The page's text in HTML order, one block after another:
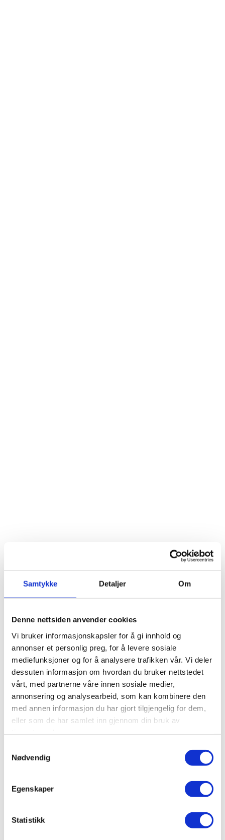
Samtykke Detaljer Om
Denne nettsiden anvender cookies
Vi bruker informasjonskapsler for å gi innhold og
annonser et personlig preg, for å levere sosiale
mediefunksjoner og for å analysere trafikken vår. Vi deler
dessuten informasjon om hvordan du bruker nettstedet
vårt, med partnerne våre innen sosiale medier,
annonsering og analysearbeid, som kan kombinere den
med annen informasjon du har gjort tilgjengelig for dem,
eller som de har samlet inn gjennom din bruk av
Nødvendig
Egenskaper
Statistikk
OG MØTER